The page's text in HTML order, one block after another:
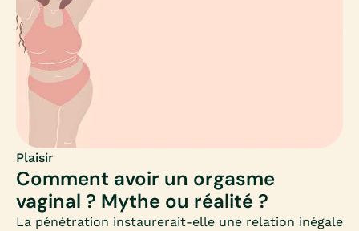
précieux conseils et quelques jeux orgasmiques !Si
vous souhaitez davantage de connaissances en
sexualité, des sexologues sont à votre écoute sur
Mia.co.
Plaisir
Comment avoir un orgasme
vaginal ? Mythe ou réalité ?
La pénétration instaurerait-elle une relation inégale